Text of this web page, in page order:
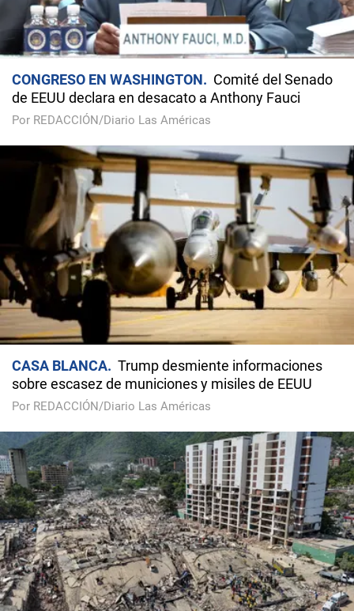
CONGRESO EN WASHINGTON
Comité del Senado
de EEUU declara en desacato a Anthony Fauci
Por REDACCIÓN/Diario Las Américas
CASA BLANCA
Trump desmiente informaciones
sobre escasez de municiones y misiles de EEUU
Por REDACCIÓN/Diario Las Américas